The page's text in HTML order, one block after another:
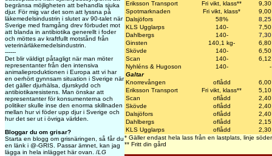
begränsa möjligheten att behandla sjuka
djur. För mig var det som att lyssna på
läkemedelsindustrin i slutet av 90-talet när
Sverige med framgång drev förbudet mot
att blanda in antibiotika generellt i foder
och möttes av kraftfullt motstånd från
veterinärläkemedelsindustrin.
------
Det blir väldigt påtagligt när man möter
representanter från den intensiva
animalieproduktionen i Europa att vi har
en oerhört gynnsam situation i Sverige när
det gäller djurhälsa, djurskydd och
antibiotikaresistens. Man önskar att
representanter för konsumenterna och
politiker skulle inse den enorma skillnaden
mellan hur vi föder upp djur i Sverige och
hur det ser ut i övriga världen.
Bloggar du om grisar?
Starta en blogg om grisnäringen, så får du
en länk i @-GRIS. Passar ämnet, kan jag
lägga in hela inlägget här ovan. /LG
Eriksson Transport
Fri vikt, klass**
9,30
Spotmarknaden
Fri vikt, klass*
9,00
Dalsjöfors
58%
8,25
KLS Ugglarps
140-
7,50
Dahlbergs
140-
7,30
Ginsten
140,1 kg-
6,80
Skövde
140-
6,50
Scan
140-
6,12
Nyhléns & Hugoson
140-
-
Galtar
Knorrevången
oflådd
6,00
Eriksson Transport
Fri vikt, klass**
5,10
Scan
oflådd
2,40
Skövde
oflådd
2,40
Dalsjöfors
oflådd
2,40
Dahlbergs
oflådd
2,15
KLS Ugglarps
oflådd
2,30
* Gäller endast hela lass från en lastplats, linje
** Fritt din gård